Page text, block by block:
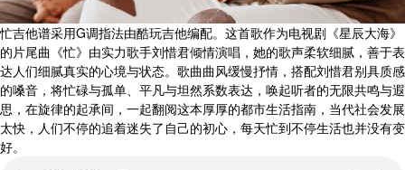
忙吉他谱采用G调指法由酷玩吉他编配。这首歌作为电视剧《星辰大海》
的片尾曲《忙》由实力歌手刘惜君倾情演唱，她的歌声柔软细腻，善于表
达人们细腻真实的心境与状态。歌曲曲风缓慢抒情，搭配刘惜君别具质感
的嗓音，将忙碌与孤单、平凡与坦然系数表达，唤起听者的无限共鸣与遐
思，在旋律的起承间，一起翻阅这本厚厚的都市生活指南，当代社会发展
太快，人们不停的追着迷失了自己的初心，每天忙到不停生活也并没有变
好。